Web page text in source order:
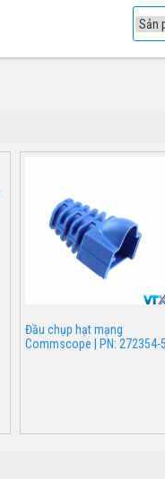
Đầu chụp hạt mạng
Commscope | PN: 272354-5